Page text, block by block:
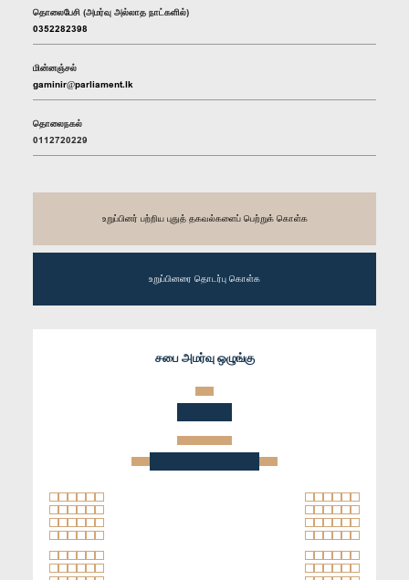
தொலைபேசி (அமர்வு அல்லாத நாட்களில்)
0352282398
மின்னஞ்சல்
gaminir@parliament.lk
தொலைநகல்
0112720229
உறுப்பினர் பற்றிய புதுத் தகவல்களைப் பெற்றுக் கொள்க
உறுப்பினரை தொடர்பு கொள்க
சபை அமர்வு ஒழுங்கு